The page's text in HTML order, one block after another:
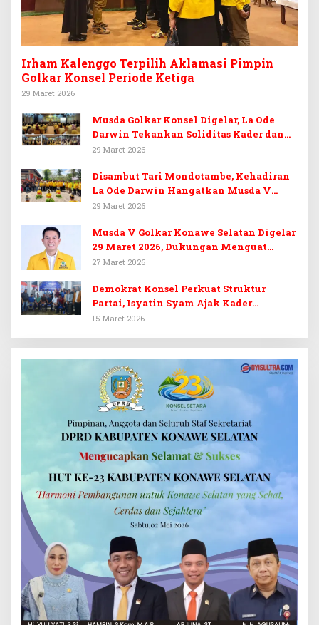
Irham Kalenggo Terpilih Aklamasi Pimpin
Golkar Konsel Periode Ketiga
29 Maret 2026
Musda Golkar Konsel Digelar, La Ode
Darwin Tekankan Soliditas Kader dan
Target 14 Kursi DPRD Konawe Selatan
29 Maret 2026
Disambut Tari Mondotambe, Kehadiran
La Ode Darwin Hangatkan Musda V
Golkar Konsel
29 Maret 2026
Musda V Golkar Konawe Selatan Digelar
29 Maret 2026, Dukungan Menguat
untuk Irham Kalenggo
27 Maret 2026
Demokrat Konsel Perkuat Struktur
Partai, Isyatin Syam Ajak Kader
Kembalikan Kejayaan
15 Maret 2026